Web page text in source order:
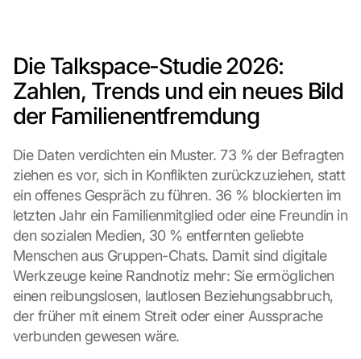
Die Talkspace-Studie 2026:
Zahlen, Trends und ein neues Bild
der Familienentfremdung
Die Daten verdichten ein Muster. 73 % der Befragten
ziehen es vor, sich in Konflikten zurückzuziehen, statt
ein offenes Gespräch zu führen. 36 % blockierten im
letzten Jahr ein Familienmitglied oder eine Freundin in
den sozialen Medien, 30 % entfernten geliebte
Menschen aus Gruppen-Chats. Damit sind digitale
Werkzeuge keine Randnotiz mehr: Sie ermöglichen
einen reibungslosen, lautlosen Beziehungsabbruch,
der früher mit einem Streit oder einer Aussprache
verbunden gewesen wäre.